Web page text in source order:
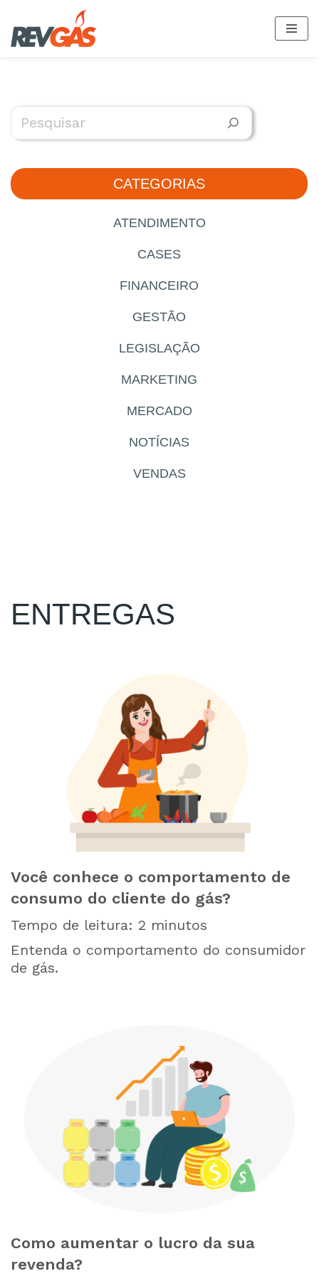
Pular
CATEGORIAS
ATENDIMENTO
CASES
FINANCEIRO
GESTÃO
LEGISLAÇÃO
MARKETING
MERCADO
NOTÍCIAS
VENDAS
ENTREGAS
Você conhece o comportamento de
consumo do cliente do gás?
Tempo de leitura: 2 minutos
Entenda o comportamento do consumidor
de gás.
Como aumentar o lucro da sua
revenda?